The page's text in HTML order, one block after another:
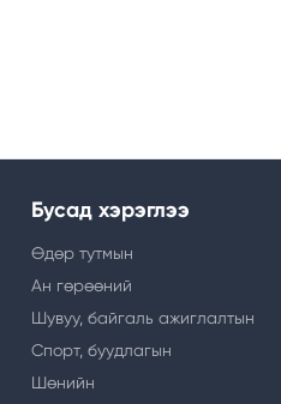
Бусад хэрэглээ
Өдөр тутмын
Ан гөрөөний
Шувуу, байгаль ажиглалтын
Спорт, буудлагын
Шөнийн